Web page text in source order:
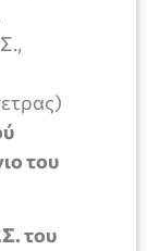
του
του